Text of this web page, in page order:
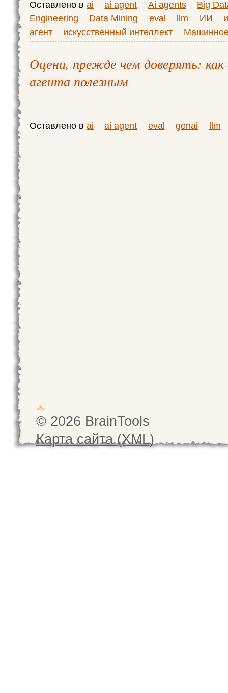
Оставлено в ai ai agent Ai agents
Big
Engineering
Data Mining eval llm ИИ
агент
искусственный интеллект
Оцени, прежде чем доверять:
агента полезным
Оставлено в ai ai agent eval genai llm
© 2026 BrainTools
Карта сайта (XML)